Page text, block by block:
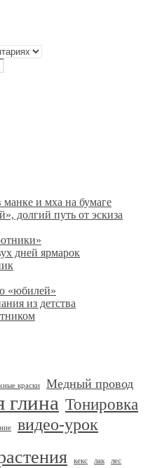
и мха на бумаге
долгий путь от эскиза
дней ярмарок
«юбилей»
из детства
краски Медный провод
глина Тонировка
видео-урок
кекс лак
лес